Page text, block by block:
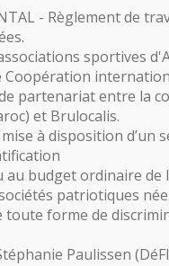
- Règlement de
sportives
partenariat entre la
et Brulocalis.
à disposition d’un
budget ordinaire de
patriotiques
forme de
Paulissen